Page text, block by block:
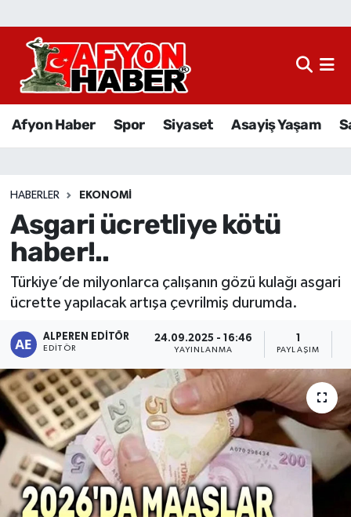
Afyon Haber Spor Siyaset Asayiş Yaşam
HABERLER EKONOMI
Asgari ücretliye kötü
haber!..
Türkiye’de milyonlarca çalışanın gözü kulağı asgari
ücrette yapılacak artışa çevrilmiş durumda.
ALPEREN EDITÖR
EDITÖR
24.09.2025 - 16:46
YAYINLANMA PAYLAŞIM
Afyon Haber
Sağlık
Eğitim
Sivil Toplum
Ekonomi
Magazin
Etkinlikler